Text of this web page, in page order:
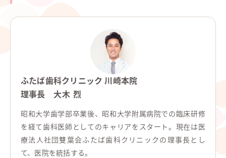
ふたば歯科クリニック 川崎本院
理事長 大木 烈
昭和大学歯学部卒業後、昭和大学附属病院での臨床研修
を経て歯科医師としてのキャリアをスタート。現在は医
療法人社団雙葉会ふたば歯科クリニックの理事長とし
て、医院を統括する。